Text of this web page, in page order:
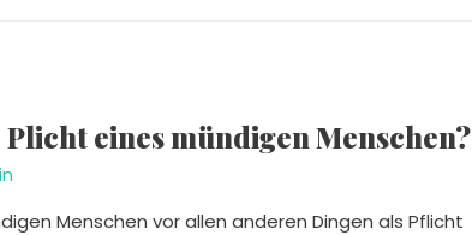
Plicht eines mündigen Menschen?
Menschen vor allen anderen Dingen als Pflicht